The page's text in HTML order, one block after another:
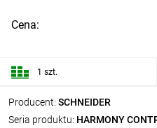
Producent: SCHNEIDER
Seria produktu: HARMONY
Cena:
1 szt.